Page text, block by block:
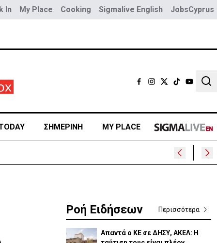
In My Place Cooking Sigmalive English JobsCyprus
ΣΗΜΕΡΙΝΗ MY PLACE
Ροή Ειδήσεων Περισσότερα
Απαντά ο ΚΕ σε ΔΗΣΥ, ΑΚΕΛ: Η